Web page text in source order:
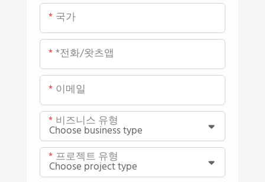
국가
*전화/왓츠앱
이메일
비즈니스 유형
프로젝트 유형